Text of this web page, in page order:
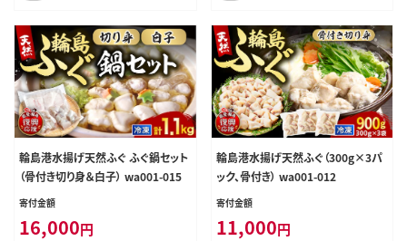
輪島港水揚げ天然ふぐ ふぐ鍋セット
（骨付き切り身＆白子） wa001-015
寄付金額
16,000円
輪島港水揚げ天然ふぐ（300g×3パ
ック、骨付き） wa001-012
寄付金額
11,000円